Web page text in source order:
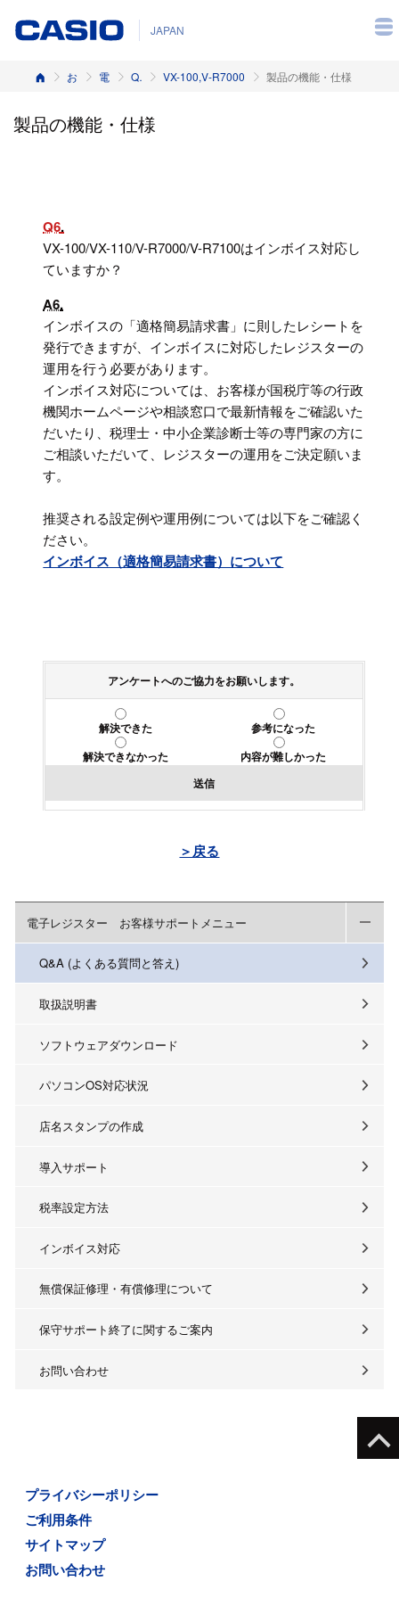
JAPAN
ホーム お客様サポート 電子レジスター Q&A（よくある質問と答え） VX-100,V-R7000 製品の機能・仕様
製品の機能・仕様
Q6
VX-100/VX-110/V-R7000/V-R7100はインボイス対応し
ていますか？
A6
インボイスの「適格簡易請求書」に則したレシートを
発行できますが、インボイスに対応したレジスターの
運用を行う必要があります。
インボイス対応については、お客様が国税庁等の行政
機関ホームページや相談窓口で最新情報をご確認いた
だいたり、税理士・中小企業診断士等の専門家の方に
ご相談いただいて、レジスターの運用をご決定願いま
す。
推奨される設定例や運用例については以下をご確認く
ださい。
インボイス（適格簡易請求書）について
アンケートへのご協力をお願いします。
解決できた
参考になった
解決できなかった
内容が難しかった
送信
＞戻る
電子レジスター お客様サポートメニュー
Q&A (よくある質問と答え)
取扱説明書
ソフトウェアダウンロード
パソコンOS対応状況
店名スタンプの作成
導入サポート
税率設定方法
インボイス対応
無償保証修理・有償修理について
保守サポート終了に関するご案内
お問い合わせ
プライバシーポリシー
ご利用条件
サイトマップ
お問い合わせ